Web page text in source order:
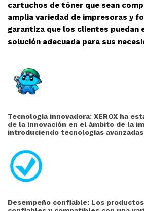
cartuchos de tóner que sean
amplia variedad de impresoras y
garantiza que los clientes puedan
solución adecuada para sus
Tecnología innovadora: XEROX ha
de la innovación en el ámbito de la
introduciendo tecnologías
Desempeño confiable: Los productos